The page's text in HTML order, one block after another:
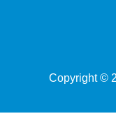
Copyright ©